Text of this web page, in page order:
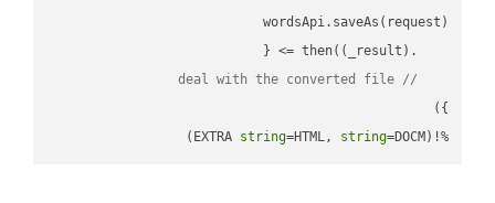
    .then(
( _result ) =>
// deal with the converted file
%!(EXTRA
string=HTML, string=DOCM)